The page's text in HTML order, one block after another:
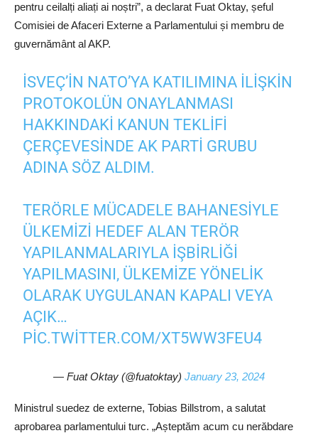
pentru ceilalți aliați ai noștri”, a declarat Fuat Oktay, șeful
Comisiei de Afaceri Externe a Parlamentului și membru de
guvernământ al AKP.
İSVEÇ’IN NATO’YA KATILIMINA İLIŞKIN
PROTOKOLÜN ONAYLANMASI
HAKKINDAKI KANUN TEKLIFI
ÇERÇEVESINDE AK PARTI GRUBU
ADINA SÖZ ALDIM.
TERÖRLE MÜCADELE BAHANESIYLE
ÜLKEMIZI HEDEF ALAN TERÖR
YAPILANMALARIYLA IŞBIRLIĞI
YAPILMASINI, ÜLKEMIZE YÖNELIK
OLARAK UYGULANAN KAPALI VEYA
AÇIK…
PIC.TWITTER.COM/XT5WW3FEU4
— Fuat Oktay (@fuatoktay) January 23, 2024
Ministrul suedez de externe, Tobias Billstrom, a salutat
aprobarea parlamentului turc. „Așteptăm acum cu nerăbdare